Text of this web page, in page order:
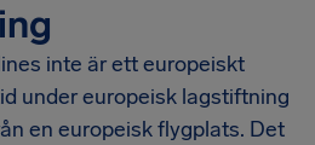
inte är ett europeiskt
under europeisk lagstiftning
en europeisk flygplats. Det